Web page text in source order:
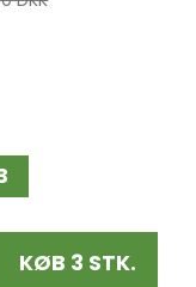
KØB 3 STK.